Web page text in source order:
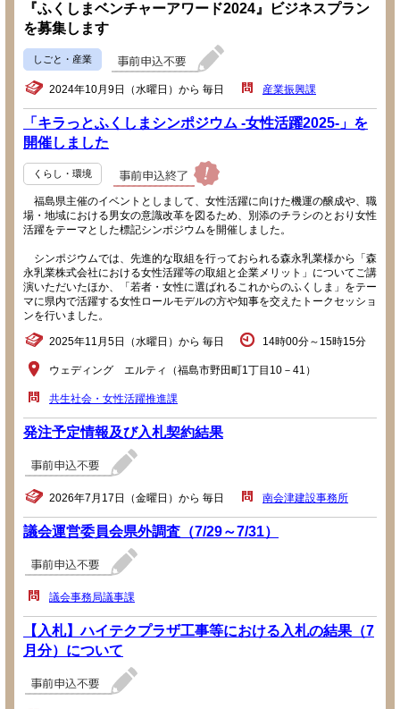
『ふくしまベンチャーアワード2024』ビジネスプラン
を募集します
しごと・産業
2024年10月9日（水曜日）から 毎日 産業振興課
「キラっとふくしまシンポジウム -女性活躍2025-」を
開催しました
くらし・環境
福島県主催のイベントとしまして、女性活躍に向けた機運の醸成や、職
場・地域における男女の意識改革を図るため、別添のチラシのとおり女性
活躍をテーマとした標記シンポジウムを開催しました。
シンポジウムでは、先進的な取組を行っておられる森永乳業様から「森
永乳業株式会社における女性活躍等の取組と企業メリット」についてご講
演いただいたほか、「若者・女性に選ばれるこれからのふくしま」をテー
マに県内で活躍する女性ロールモデルの方や知事を交えたトークセッショ
ンを行いました。
2025年11月5日（水曜日）から 毎日 14時00分～15時15分
ウェディング エルティ（福島市野田町1丁目10－41）
共生社会・女性活躍推進課
発注予定情報及び入札契約結果
2026年7月17日（金曜日）から 毎日 南会津建設事務所
議会運営委員会県外調査（7/29～7/31）
議会事務局議事課
【入札】ハイテクプラザ工事等における入札の結果（7
月分）について